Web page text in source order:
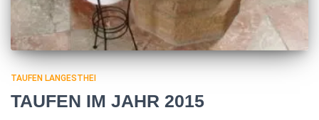
TAUFEN LANGESTHEI
TAUFEN IM JAHR 2015